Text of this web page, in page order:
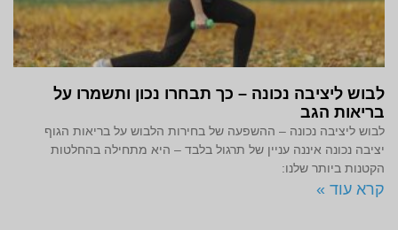
לבוש ליציבה נכונה – כך תבחרו נכון ותשמרו על
בריאות הגב
לבוש ליציבה נכונה – ההשפעה של בחירות הלבוש על בריאות הגוף
יציבה נכונה איננה עניין של תרגול בלבד – היא מתחילה בהחלטות
הקטנות ביותר שלנו:
קרא עוד »